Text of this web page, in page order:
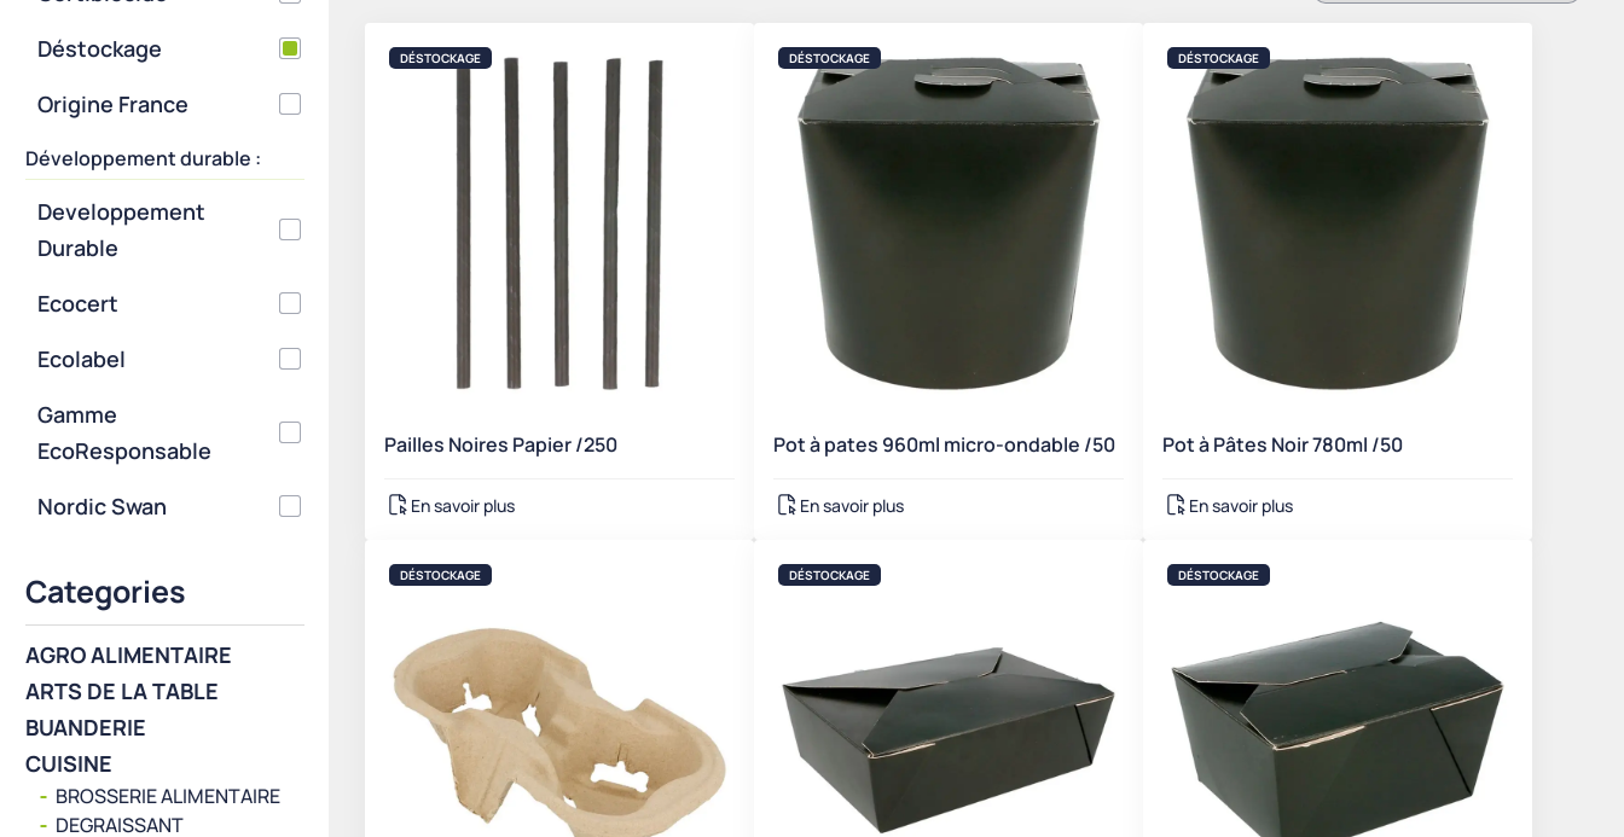
récent
au
plus
ancien
DÉSTOCKAGE
Pailles Noires Papier /250
En savoir plus
DÉSTOCKAGE
Pot à pates 960ml micro-ondable /50
En savoir plus
DÉSTOCKAGE
Pot à Pâtes Noir 780ml /50
En savoir plus
DÉSTOCKAGE DÉSTOCKAGE DÉSTOCKAGE
Déstockage
Origine France
Développement durable :
Developpement
Durable
Ecocert
Ecolabel
Gamme
EcoResponsable
Nordic Swan
Categories
AGRO ALIMENTAIRE
ARTS DE LA TABLE
BUANDERIE
CUISINE
BROSSERIE ALIMENTAIRE
DEGRAISSANT